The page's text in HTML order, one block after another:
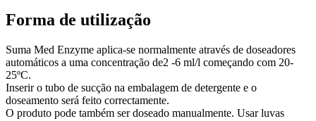
Forma de utilização
Suma Med Enzyme aplica-se normalmente através de doseadores
automáticos a uma concentração de2 -6 ml/l começando com 20-
25ºC.
Inserir o tubo de sucção na embalagem de detergente e o
doseamento será feito correctamente.
O produto pode também ser doseado manualmente. Usar luvas